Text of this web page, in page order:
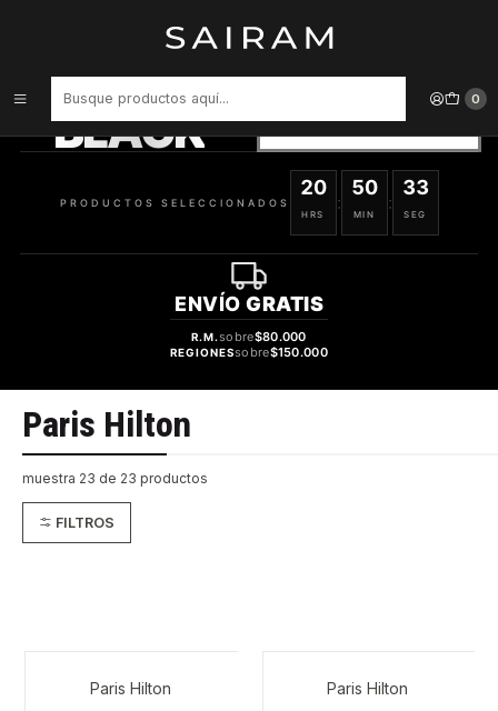
0
BLACK VER OFERTAS
PRODUCTOS SELECCIONADOS
20
HRS
:
50
MIN
:
32
SEG
ENVÍO GRATIS
R.M.sobre$80.000
REGIONESsobre$150.000
Paris Hilton
muestra 23 de 23 productos
FILTROS
Paris Hilton Paris Hilton